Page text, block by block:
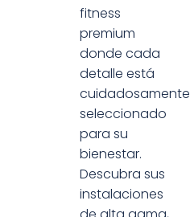
fitness
premium
donde cada
detalle está
cuidadosamente
seleccionado
para su
bienestar.
Descubra sus
instalaciones